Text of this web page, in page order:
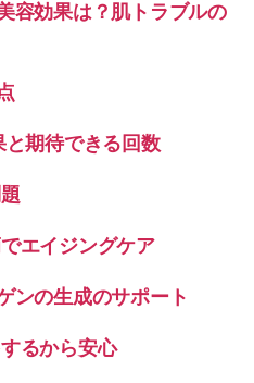
容効果は？肌トラブルの
期待できる回数
エイジングケア
ンの生成のサポート
るから安心